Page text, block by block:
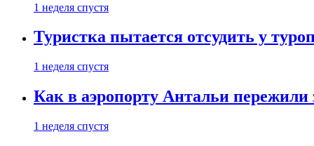
1 неделя спустя
Туристка пытается отсудить у
1 неделя спустя
Как в аэропорту Антальи
1 неделя спустя